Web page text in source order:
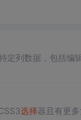
定列数据，包括编
选择器且有更